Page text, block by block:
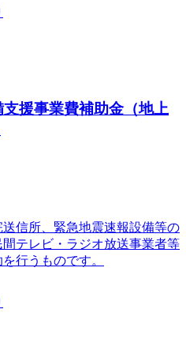
支援事業費補助金（地上
信所、緊急地震速報設備等の
テレビ・ラジオ放送事業者等
行うものです。